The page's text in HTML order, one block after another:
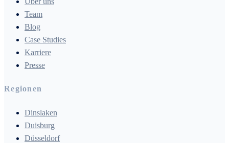
Team
Blog
Case Studies
Karriere
Presse
Regionen
Dinslaken
Duisburg
Düsseldorf